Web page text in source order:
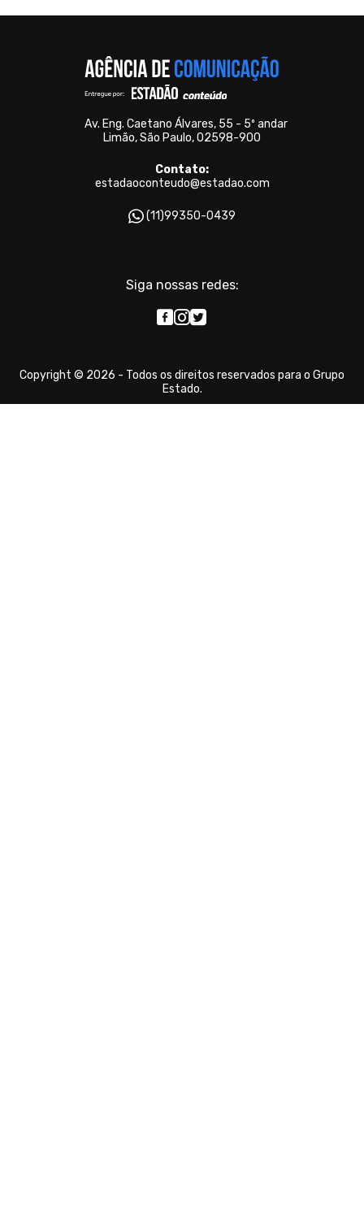
Av. Eng. Caetano Álvares, 55 - 5º andar
Limão, São Paulo, 02598-900
Contato:
estadaoconteudo@estadao.com
(11)99350-0439
Siga nossas redes:
Copyright © 2026 - Todos os direitos reservados para o Grupo
Estado.